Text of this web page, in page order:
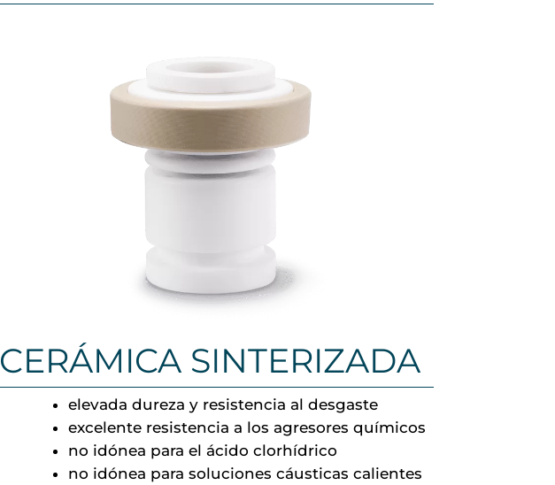
CERÁMICA SINTERIZADA
elevada dureza y resistencia al desgaste
excelente resistencia a los agresores químicos
no idónea para el ácido clorhídrico
no idónea para soluciones cáusticas calientes